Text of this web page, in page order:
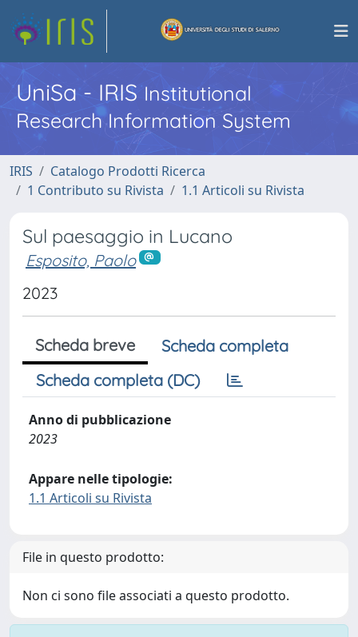
UniSa - IRISInstitutional
Research Information System
IRIS
Catalogo Prodotti Ricerca
1 Contributo su Rivista
1.1 Articoli su Rivista
Sul paesaggio in Lucano
Esposito, Paolo
2023
Scheda breve
Scheda completa
Scheda completa (DC)
Anno di pubblicazione
2023
Appare nelle tipologie:
1.1 Articoli su Rivista
File in questo prodotto:
Non ci sono file associati a questo prodotto.